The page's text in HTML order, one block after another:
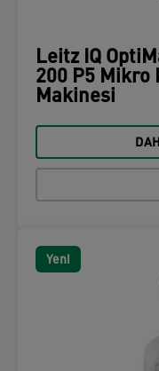
Leitz IQ
200 P5 Mikro
Makinesi
Yeni